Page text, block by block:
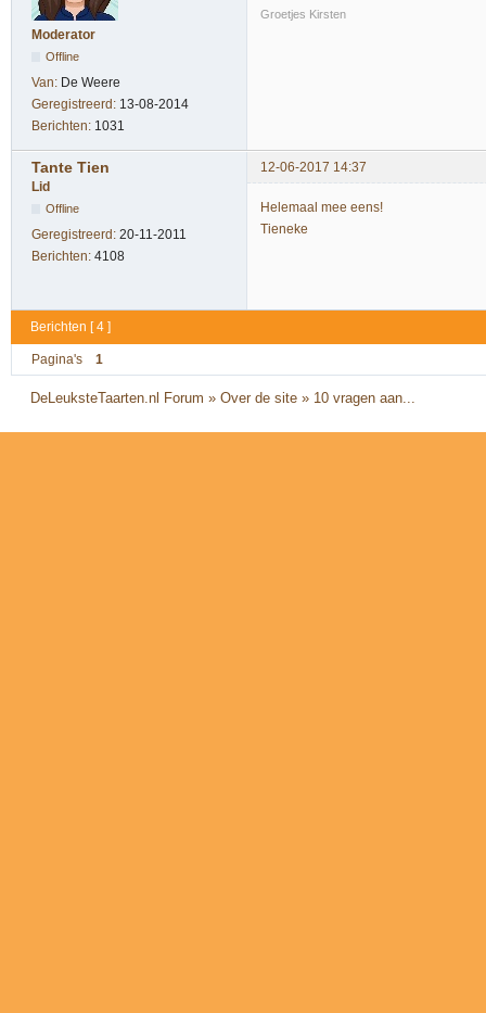
Moderator
Offline
Van: De Weere
Geregistreerd: 13-08-2014
Berichten: 1031
Groetjes Kirsten
Tante Tien
12-06-2017 14:37
Lid
Offline
Geregistreerd: 20-11-2011
Berichten: 4108
Helemaal mee eens!
Tieneke
Berichten [ 4 ]
Pagina's 1
DeLeuksteTaarten.nl Forum »Over de site » 10 vragen aan...